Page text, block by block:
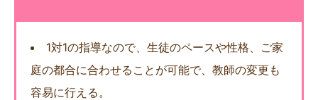
1対1の指導なので、生徒のペースや性格、ご家
庭の都合に合わせることが可能で、教師の変更も
容易に行える。